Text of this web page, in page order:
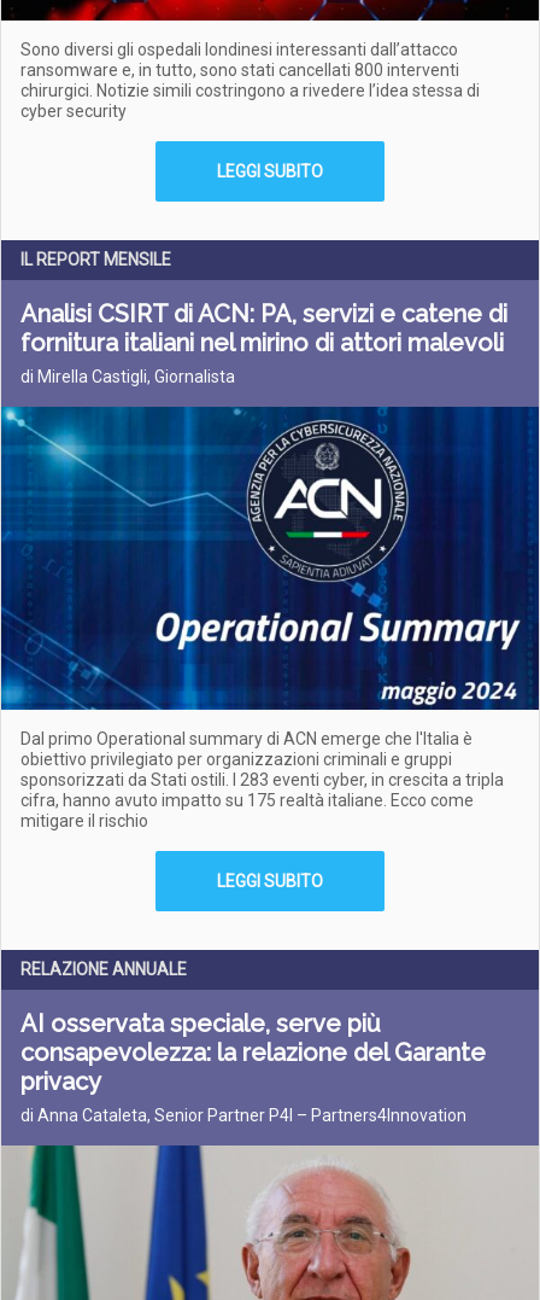
Sono diversi gli ospedali londinesi interessanti dall’attacco
ransomware e, in tutto, sono stati cancellati 800 interventi
chirurgici. Notizie simili costringono a rivedere l’idea stessa di
cyber security
LEGGI SUBITO
IL REPORT MENSILE
Analisi CSIRT di ACN: PA, servizi e catene di
fornitura italiani nel mirino di attori malevoli
di Mirella Castigli, Giornalista
Dal primo Operational summary di ACN emerge che l'Italia è
obiettivo privilegiato per organizzazioni criminali e gruppi
sponsorizzati da Stati ostili. I 283 eventi cyber, in crescita a tripla
cifra, hanno avuto impatto su 175 realtà italiane. Ecco come
mitigare il rischio
LEGGI SUBITO
RELAZIONE ANNUALE
AI osservata speciale, serve più
consapevolezza: la relazione del Garante
privacy
di Anna Cataleta, Senior Partner P4I – Partners4Innovation